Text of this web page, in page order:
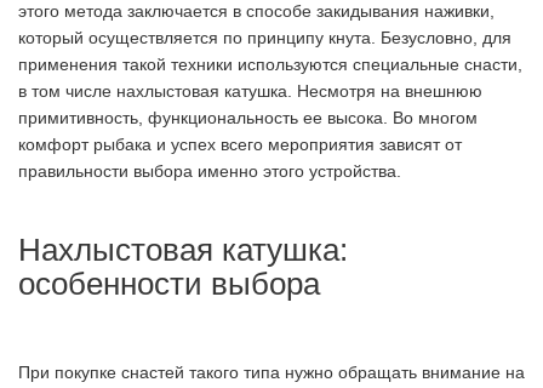
этого метода заключается в способе закидывания наживки,
который осуществляется по принципу кнута. Безусловно, для
применения такой техники используются специальные снасти,
в том числе нахлыстовая катушка. Несмотря на внешнюю
примитивность, функциональность ее высока. Во многом
комфорт рыбака и успех всего мероприятия зависят от
правильности выбора именно этого устройства.
Нахлыстовая катушка:
особенности выбора
При покупке снастей такого типа нужно обращать внимание на